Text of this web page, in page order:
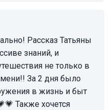
знаний, и
не только в
За 2 дня было
в жизнь и быт
Также хочется